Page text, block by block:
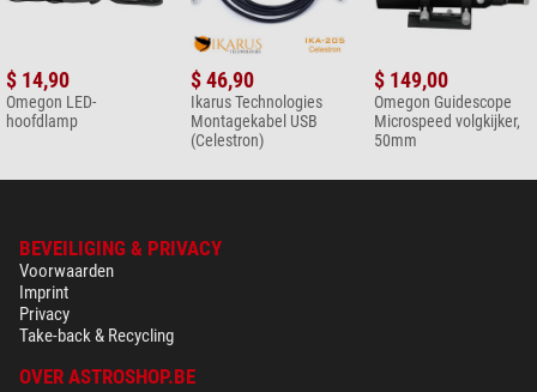
$ 14,90
Omegon LED-
hoofdlamp
$ 46,90
Ikarus Technologies
Montagekabel USB
(Celestron)
$ 149,00
Omegon Guidescope
Microspeed volgkijker,
50mm
BEVEILIGING & PRIVACY
Voorwaarden
Imprint
Privacy
Take-back & Recycling
OVER ASTROSHOP.BE